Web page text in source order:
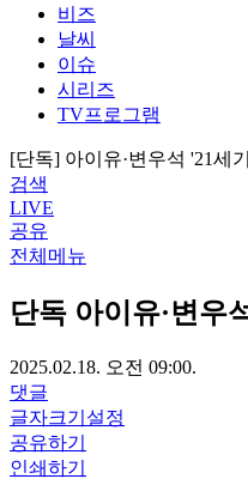
비즈
날씨
이슈
시리즈
TV프로그램
[단독] 아이유·변우석 '21세
검색
LIVE
공유
전체메뉴
단독 아이유·변우
2025.02.18. 오전 09:00.
댓글
글자크기설정
공유하기
인쇄하기